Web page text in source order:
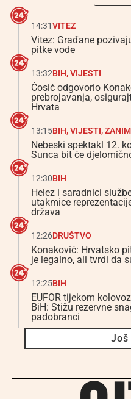
14:31VITEZ
Vitez: Građane
pitke vode
13:32BIH,VIJESTI
Ćosić odgovorio
prebrojavanja,
Hrvata
13:15BIH,VIJESTI,
Nebeski spektakl 12.
Sunca bit će
12:30BIH
Helez i saradnici
utakmice
država
12:26DRUŠTVO
Konaković: Hrvatsko
je legalno, ali tvrdi da
12:25BIH
EUFOR tijekom
BiH: Stižu rezervne
padobranci
Još